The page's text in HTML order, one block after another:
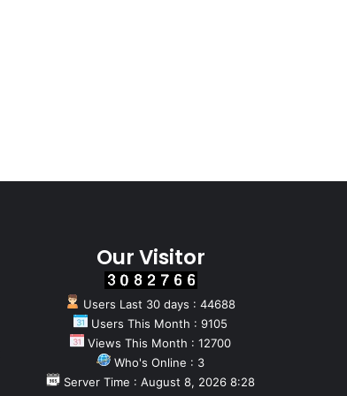
Our Visitor
Users Last 30 days : 44688
Users This Month : 9105
Views This Month : 12700
Who's Online : 3
Server Time : August 8, 2026 8:28